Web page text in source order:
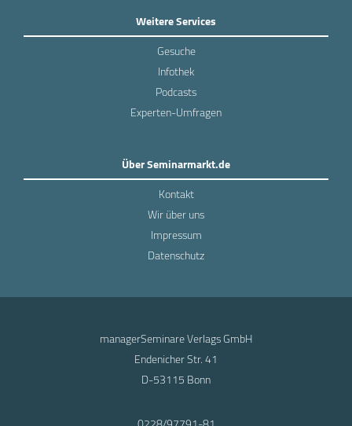
Weitere Services
Gesuche
Infothek
Podcasts
Experten-Umfragen
Über Seminarmarkt.de
Kontakt
Wir über uns
Impressum
Datenschutz
managerSeminare Verlags GmbH
Endenicher Str. 41
D-53115 Bonn